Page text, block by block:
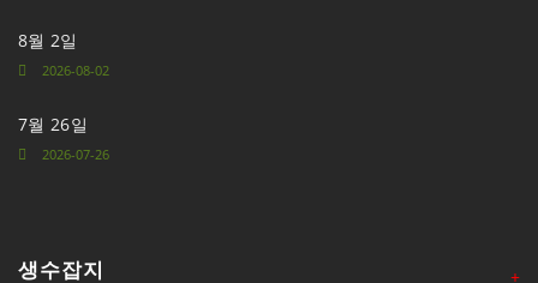
8월 2일
2026-08-02
7월 26일
2026-07-26
생수잡지 +